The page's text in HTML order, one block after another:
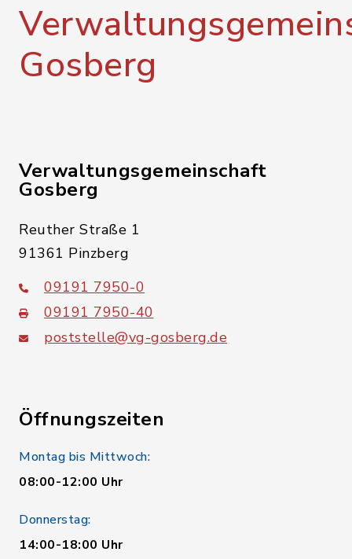
Gosberg
Verwaltungsgemeinschaft
Gosberg
Reuther Straße 1
91361 Pinzberg
09191 7950-0
09191 7950-40
poststelle@vg-gosberg.de
Öffnungszeiten
Montag bis Mittwoch:
08:00-12:00 Uhr
Donnerstag:
14:00-18:00 Uhr